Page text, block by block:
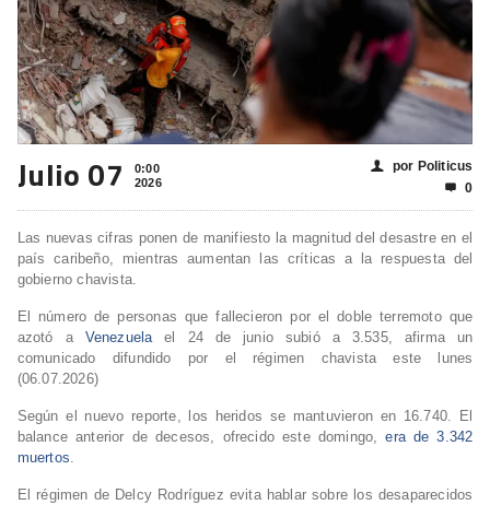
Julio 07
0:00
2026
👤 por Politicus
 0
Las nuevas cifras ponen de manifiesto la magnitud del desastre en el
país caribeño, mientras aumentan las críticas a la respuesta del
gobierno chavista.
El número de personas que fallecieron por el doble terremoto que
azotó a
Venezuela
el 24 de junio subió a 3.535, afirma un
comunicado difundido por el régimen chavista este lunes
(06.07.2026)
Según el nuevo reporte, los heridos se mantuvieron en 16.740. El
balance anterior de decesos, ofrecido este domingo, era de 3.342
muertos.
El régimen de Delcy Rodríguez evita hablar sobre los desaparecidos